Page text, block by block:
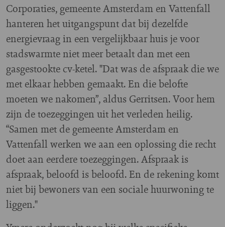
Corporaties, gemeente Amsterdam en Vattenfall
hanteren het uitgangspunt dat bij dezelfde
energievraag in een vergelijkbaar huis je voor
stadswarmte niet meer betaalt dan met een
gasgestookte cv-ketel. "Dat was de afspraak die we
met elkaar hebben gemaakt. En die belofte
moeten we nakomen”, aldus Gerritsen. Voor hem
zijn de toezeggingen uit het verleden heilig.
“Samen met de gemeente Amsterdam en
Vattenfall werken we aan een oplossing die recht
doet aan eerdere toezeggingen. Afspraak is
afspraak, beloofd is beloofd. En de rekening komt
niet bij bewoners van een sociale huurwoning te
liggen."